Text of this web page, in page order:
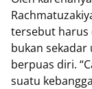
tersebut harus
bukan
berpuas diri.
suatu